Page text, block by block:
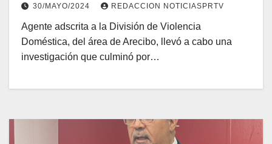
30/MAYO/2024 REDACCION NOTICIASPRTV
Agente adscrita a la División de Violencia
Doméstica, del área de Arecibo, llevó a cabo una
investigación que culminó por…